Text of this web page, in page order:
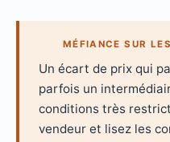
MÉFIANCE SUR
Un écart de prix qui
parfois un
conditions très
vendeur et lisez les